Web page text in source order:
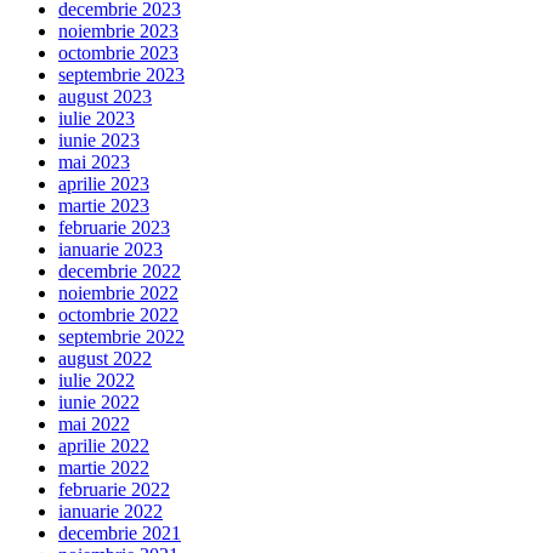
decembrie 2023
noiembrie 2023
octombrie 2023
septembrie 2023
august 2023
iulie 2023
iunie 2023
mai 2023
aprilie 2023
martie 2023
februarie 2023
ianuarie 2023
decembrie 2022
noiembrie 2022
octombrie 2022
septembrie 2022
august 2022
iulie 2022
iunie 2022
mai 2022
aprilie 2022
martie 2022
februarie 2022
ianuarie 2022
decembrie 2021